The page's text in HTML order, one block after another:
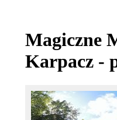
Magiczne
Karpacz -